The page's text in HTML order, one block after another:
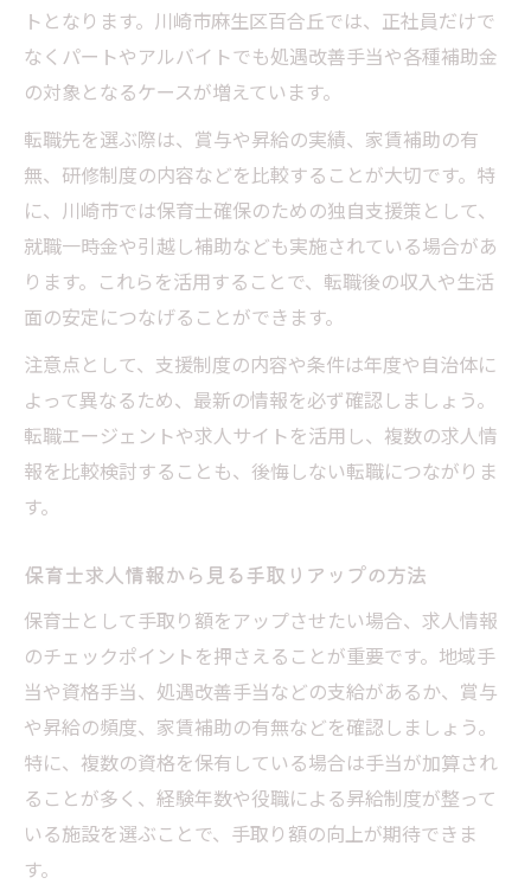
トとなります。川崎市麻生区百合丘では、正社員だけで
なくパートやアルバイトでも処遇改善手当や各種補助金
の対象となるケースが増えています。
転職先を選ぶ際は、賞与や昇給の実績、家賃補助の有
無、研修制度の内容などを比較することが大切です。特
に、川崎市では保育士確保のための独自支援策として、
就職一時金や引越し補助なども実施されている場合があ
ります。これらを活用することで、転職後の収入や生活
面の安定につなげることができます。
注意点として、支援制度の内容や条件は年度や自治体に
よって異なるため、最新の情報を必ず確認しましょう。
転職エージェントや求人サイトを活用し、複数の求人情
報を比較検討することも、後悔しない転職につながりま
す。
保育士求人情報から見る手取りアップの方法
保育士として手取り額をアップさせたい場合、求人情報
のチェックポイントを押さえることが重要です。地域手
当や資格手当、処遇改善手当などの支給があるか、賞与
や昇給の頻度、家賃補助の有無などを確認しましょう。
特に、複数の資格を保有している場合は手当が加算され
ることが多く、経験年数や役職による昇給制度が整って
いる施設を選ぶことで、手取り額の向上が期待できま
す。